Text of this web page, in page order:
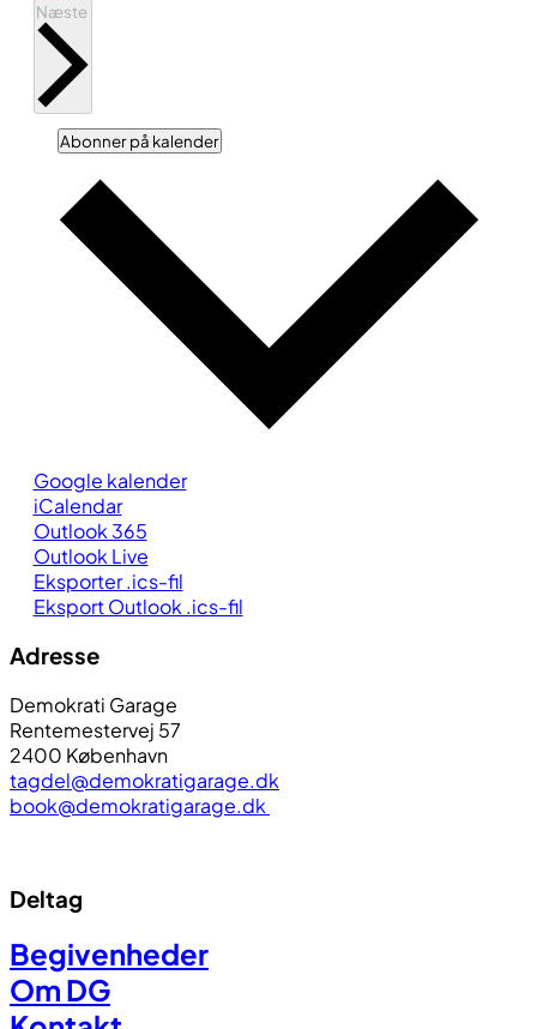
Næste
Abonner på kalender
Google kalender
iCalendar
Outlook 365
Outlook Live
Eksporter .ics-fil
Eksport Outlook .ics-fil
Adresse
Demokrati Garage
Rentemestervej 57
2400 København
tagdel@demokratigarage.dk
book@demokratigarage.dk
Deltag
Begivenheder
Om DG